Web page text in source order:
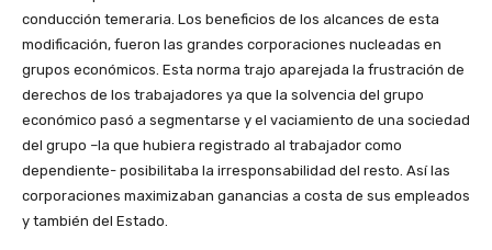
conducción temeraria. Los beneficios de los alcances de esta
modificación, fueron las grandes corporaciones nucleadas en
grupos económicos. Esta norma trajo aparejada la frustración de
derechos de los trabajadores ya que la solvencia del grupo
económico pasó a segmentarse y el vaciamiento de una sociedad
del grupo –la que hubiera registrado al trabajador como
dependiente- posibilitaba la irresponsabilidad del resto. Así las
corporaciones maximizaban ganancias a costa de sus empleados
y también del Estado.